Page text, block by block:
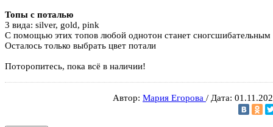
Топы с поталью
3 вида: silver, gold, pink
С помощью этих топов любой однотон станет сногсшибательным
Осталось только выбрать цвет потали
Поторопитесь, пока всё в наличии!
Автор: Мария Егорова / Дата: